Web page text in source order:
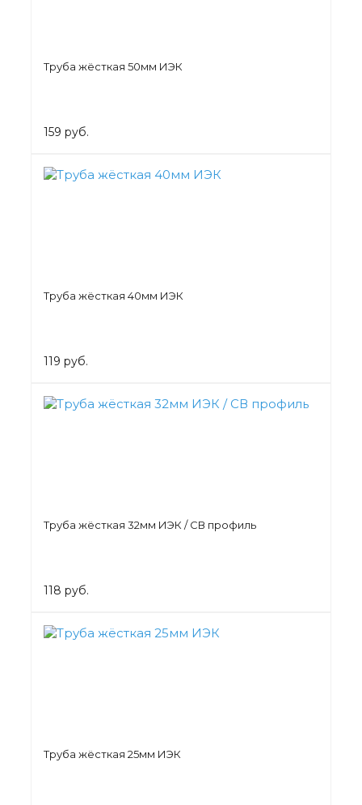
Труба жёсткая 50мм ИЭК
159 руб.
Труба жёсткая 40мм ИЭК
119 руб.
Труба жёсткая 32мм ИЭК / СВ профиль
118 руб.
Труба жёсткая 25мм ИЭК